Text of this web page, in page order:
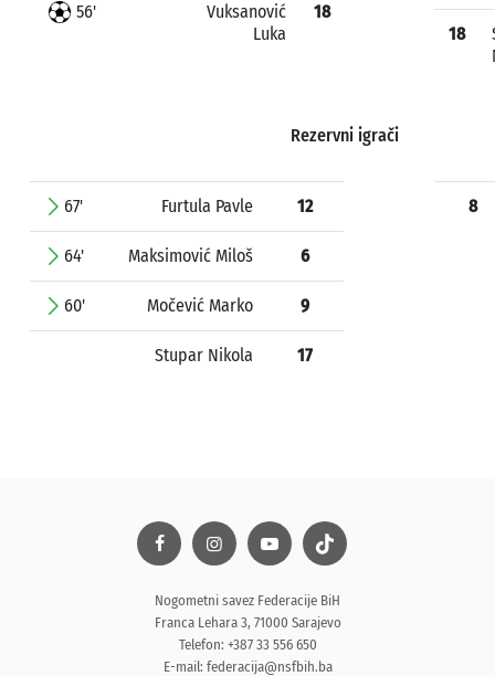
56'
Vuksanović
Luka
18
18
Rezervni igrači
67' Furtula Pavle 12
64' Maksimović Miloš 6
60' Močević Marko 9
Stupar Nikola 17
8
Nogometni savez Federacije BiH
Franca Lehara 3, 71000 Sarajevo
Telefon: +387 33 556 650
E-mail: federacija@nsfbih.ba